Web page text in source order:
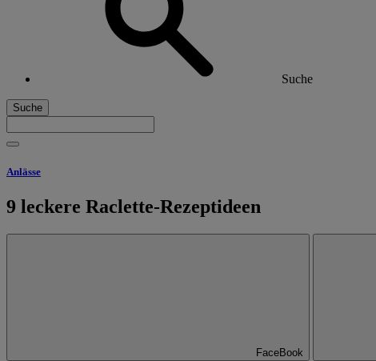
Suche
Suche
Anlässe
9 leckere Raclette-Rezeptideen
FaceBook